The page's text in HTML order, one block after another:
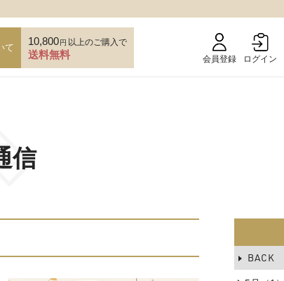
て
10,800円 以上のご購入で
送料無料 会員登録 ログイン
信
BACK